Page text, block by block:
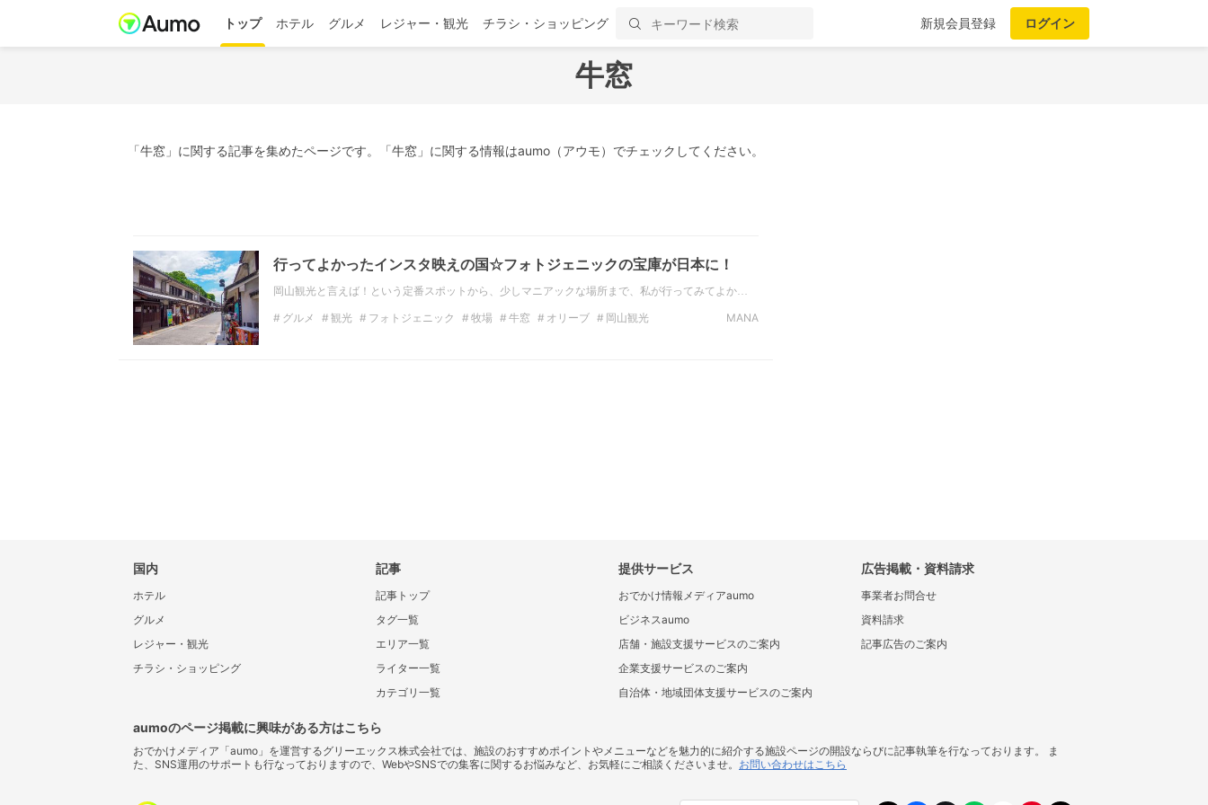
トップ ホテル グルメ レジャー・観光 チラシ・ショッピング 新規会員登録 ログイン
牛窓
「牛窓」に関する記事を集めたページです。「牛窓」に関する情報はaumo（アウモ）でチェックしてください。
行ってよかったインスタ映えの国☆フォトジェニックの宝庫が日本に！
岡山観光と言えば！という定番スポットから、少しマニアックな場所まで、私が行ってみてよか…
グルメ 観光 フォトジェニック 牧場 牛窓 オリーブ
岡山観光
MANA
国内
ホテル
グルメ
レジャー・観光
チラシ・ショッピング
記事
記事トップ
タグ一覧
エリア一覧
ライター一覧
カテゴリ一覧
提供サービス
おでかけ情報メディアaumo
ビジネスaumo
店舗・施設支援サービスのご案内
企業支援サービスのご案内
自治体・地域団体支援サービスのご案内
広告掲載・資料請求
事業者お問合せ
資料請求
記事広告のご案内
aumoのページ掲載に興味がある方はこちら
おでかけメディア「aumo」を運営するグリーエックス株式会社では、施設のおすすめポイントやメニューなどを魅力的に紹介する施設ページの開設ならびに記事執筆を行なっております。 ま
た、SNS運用のサポートも行なっておりますので、WebやSNSでの集客に関するお悩みなど、お気軽にご相談くださいませ。 お問い合わせはこちら